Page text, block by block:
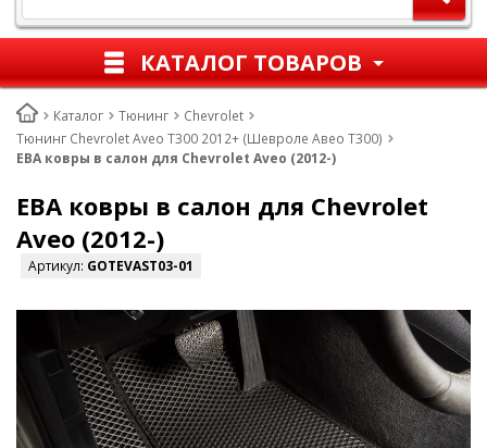
КАТАЛОГ ТОВАРОВ
Каталог Тюнинг
Chevrolet
Тюнинг Chevrolet Aveo T300 2012+ (Шевроле Авео Т300)
ЕВА ковры в салон для Chevrolet Aveo (2012-)
ЕВА ковры в салон для Chevrolet
Aveo (2012-)
Артикул: GOTEVAST03-01